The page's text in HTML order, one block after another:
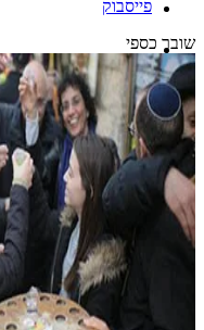
פייסבוק
שובר כספי